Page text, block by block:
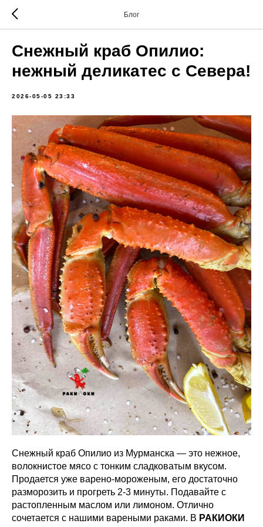
Блог
Снежный краб Опилио:
нежный деликатес с Севера!
2026-05-05 23:33
Снежный краб Опилио из Мурманска — это нежное,
волокнистое мясо с тонким сладковатым вкусом.
Продается уже варено-мороженым, его достаточно
разморозить и прогреть 2-3 минуты. Подавайте с
растопленным маслом или лимоном. Отлично
сочетается с нашими вареными раками. В РАКИОКИ